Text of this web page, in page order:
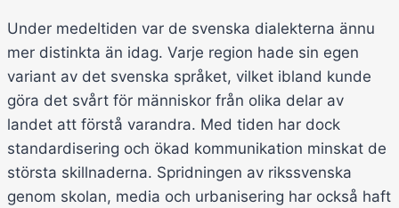
Under medeltiden var de svenska dialekterna ännu
mer distinkta än idag. Varje region hade sin egen
variant av det svenska språket, vilket ibland kunde
göra det svårt för människor från olika delar av
landet att förstå varandra. Med tiden har dock
standardisering och ökad kommunikation minskat de
största skillnaderna. Spridningen av rikssvenska
genom skolan, media och urbanisering har också haft